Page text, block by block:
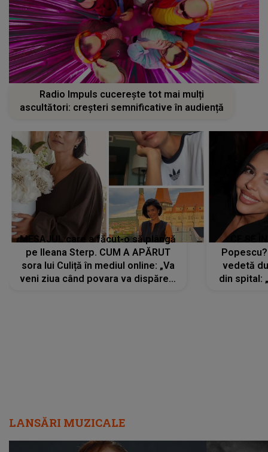
Radio Impuls cucerește tot mai mulți
ascultători: creșteri semnificative în audiență
MESAJUL care a făcut-o să plângă
pe Ileana Sterp. CUM A APĂRUT
sora lui Culiță în mediul online: „Va
veni ziua când povara va dispărea,
vedetă
din spital:
LANSĂRI MUZICALE